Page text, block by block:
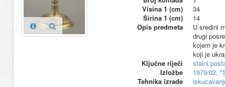
Visina 1 (cm)
34
Širina 1 (cm)
14
Opis predmeta
U sredini
drugi
kojem je
koji je
Ključne riječi
stalni
Izložbe
1979/02,
Tehnika izrade